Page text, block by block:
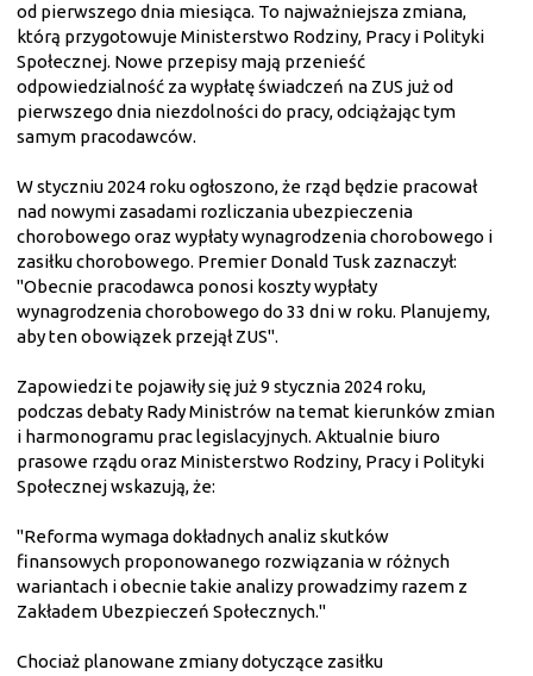
od pierwszego dnia miesiąca. To najważniejsza zmiana,
którą przygotowuje Ministerstwo Rodziny, Pracy i Polityki
Społecznej. Nowe przepisy mają przenieść
odpowiedzialność za wypłatę świadczeń na ZUS już od
pierwszego dnia niezdolności do pracy, odciążając tym
samym pracodawców.
W styczniu 2024 roku ogłoszono, że rząd będzie pracował
nad nowymi zasadami rozliczania ubezpieczenia
chorobowego oraz wypłaty wynagrodzenia chorobowego i
zasiłku chorobowego. Premier Donald Tusk zaznaczył:
"Obecnie pracodawca ponosi koszty wypłaty
wynagrodzenia chorobowego do 33 dni w roku. Planujemy,
aby ten obowiązek przejął ZUS".
Zapowiedzi te pojawiły się już 9 stycznia 2024 roku,
podczas debaty Rady Ministrów na temat kierunków zmian
i harmonogramu prac legislacyjnych. Aktualnie biuro
prasowe rządu oraz Ministerstwo Rodziny, Pracy i Polityki
Społecznej wskazują, że:
"Reforma wymaga dokładnych analiz skutków
finansowych proponowanego rozwiązania w różnych
wariantach i obecnie takie analizy prowadzimy razem z
Zakładem Ubezpieczeń Społecznych."
Chociaż planowane zmiany dotyczące zasiłku